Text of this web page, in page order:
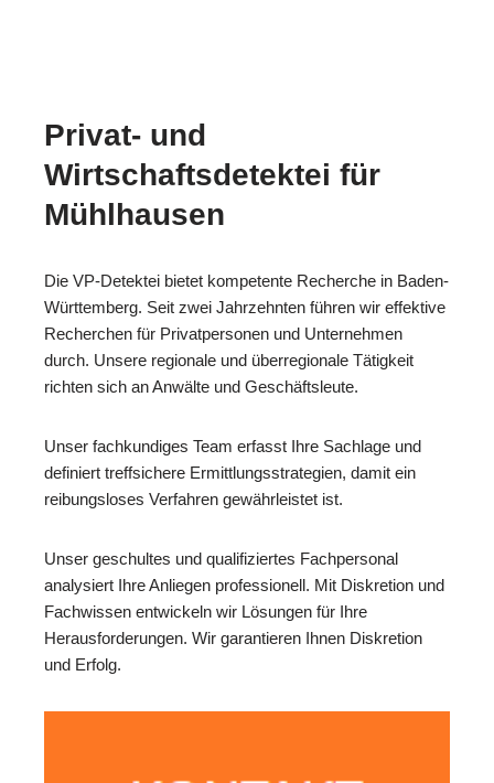
Privat- und
Wirtschaftsdetektei für
Mühlhausen
Die VP-Detektei bietet kompetente Recherche in Baden-
Württemberg. Seit zwei Jahrzehnten führen wir effektive
Recherchen für Privatpersonen und Unternehmen
durch. Unsere regionale und überregionale Tätigkeit
richten sich an Anwälte und Geschäftsleute.
Unser fachkundiges Team erfasst Ihre Sachlage und
definiert treffsichere Ermittlungsstrategien, damit ein
reibungsloses Verfahren gewährleistet ist.
Unser geschultes und qualifiziertes Fachpersonal
analysiert Ihre Anliegen professionell. Mit Diskretion und
Fachwissen entwickeln wir Lösungen für Ihre
Herausforderungen. Wir garantieren Ihnen Diskretion
und Erfolg.